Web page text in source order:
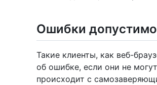
Ошибки
Такие клиенты, как веб-
об ошибке, если они не
происходит с